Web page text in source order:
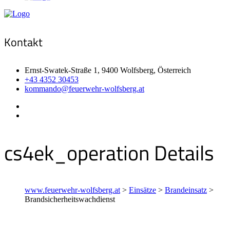
Kontakt
Ernst-Swatek-Straße 1, 9400 Wolfsberg, Österreich
+43 4352 30453
kommando@feuerwehr-wolfsberg.at
cs4ek_operation Details
www.feuerwehr-wolfsberg.at > Einsätze > Brandeinsatz >
Brandsicherheitswachdienst